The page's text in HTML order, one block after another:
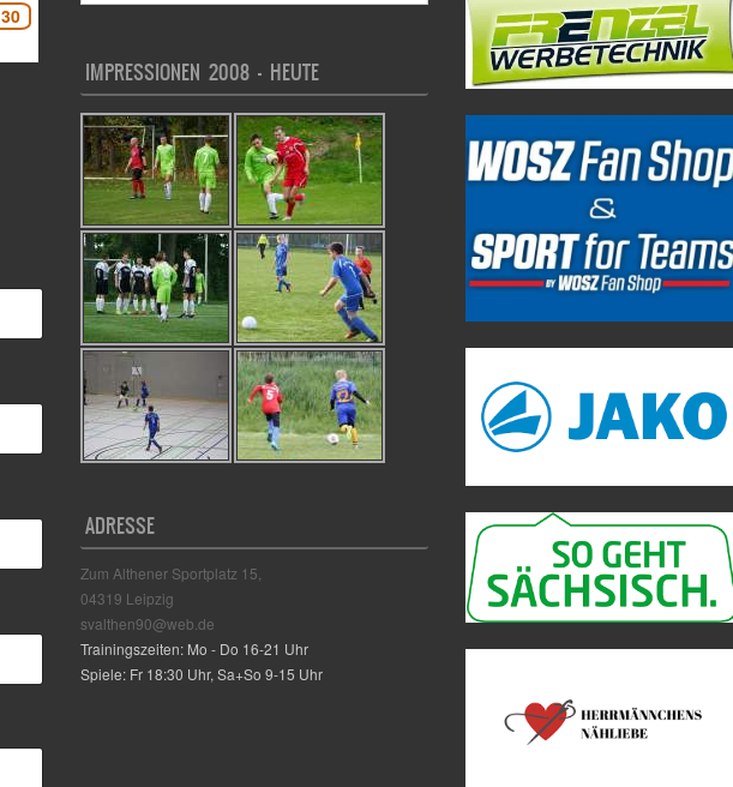
30
IMPRESSIONEN 2008 – HEUTE
ADRESSE
Zum Althener Sportplatz 15,
04319 Leipzig
svalthen90@web.de
Trainingszeiten: Mo - Do 16-21 Uhr
Spiele: Fr 18:30 Uhr, Sa+So 9-15 Uhr